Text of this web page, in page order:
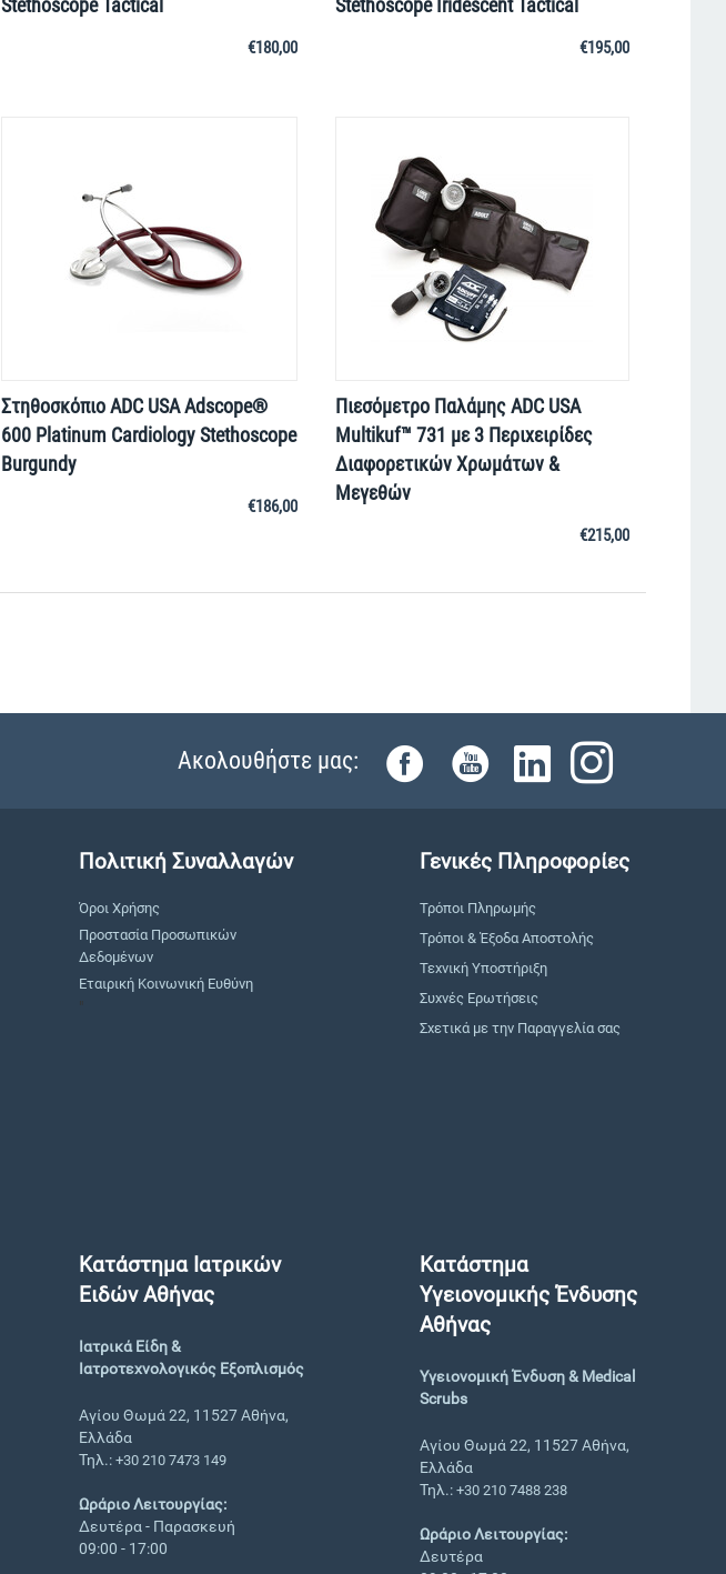
Stethoscope Tactical
€180,00
Stethoscope Iridescent Tactical
€195,00
Στηθοσκόπιο ADC USA Adscope®
600 Platinum Cardiology Stethoscope
Burgundy
€186,00
Πιεσόμετρο Παλάμης ADC USA
Multikuf™ 731 με 3 Περιχειρίδες
Διαφορετικών Χρωμάτων &
Μεγεθών
€215,00
Ακολουθήστε μας:
Πολιτική Συναλλαγών
Όροι Χρήσης
Προστασία Προσωπικών
Δεδομένων
Εταιρική Κοινωνική Ευθύνη
"
Γενικές Πληροφορίες
Τρόποι Πληρωμής
Τρόποι & Έξοδα Αποστολής
Τεχνική Υποστήριξη
Συχνές Ερωτήσεις
Σχετικά με την Παραγγελία σας
Κατάστημα Ιατρικών
Ειδών Αθήνας
Ιατρικά Είδη &
Ιατροτεχνολογικός Εξοπλισμός
Αγίου Θωμά 22, 11527 Αθήνα,
Ελλάδα
Τηλ.:+30 210 7473 149
Ωράριο Λειτουργίας:
Δευτέρα - Παρασκευή
09:00 - 17:00
Κατάστημα
Υγειονομικής Ένδυσης
Αθήνας
Υγειονομική Ένδυση & Medical
Scrubs
Αγίου Θωμά 22, 11527 Αθήνα,
Ελλάδα
Τηλ.: +30 210 7488 238
Ωράριο Λειτουργίας:
Δευτέρα